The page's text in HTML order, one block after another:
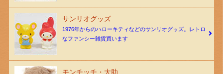
サンリオグッズ
1976年からのハローキティなどのサンリオグッズ。レトロ
なファンシー雑貨買います
モンチッチ・大助